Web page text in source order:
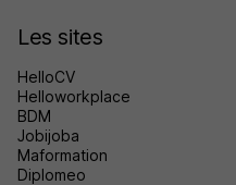
Les sites
HelloCV
Helloworkplace
BDM
Jobijoba
Maformation
Diplomeo